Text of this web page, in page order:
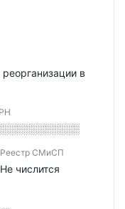
в
Реестр СМиСП
Не числится